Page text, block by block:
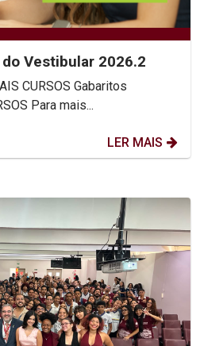
Vestibular 2026.2
MEDICINA DEMAIS CURSOS Para mais...
LER MAIS